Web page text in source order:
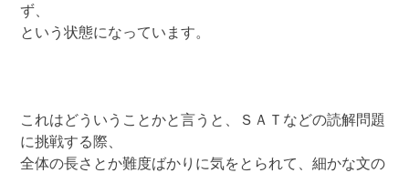
ず、
という状態になっています。
これはどういうことかと言うと、ＳＡＴなどの読解問題
に挑戦する際、
全体の長さとか難度ばかりに気をとられて、細かな文の